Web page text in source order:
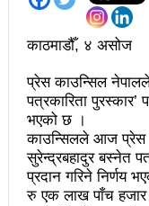
अझ सुदृढ बनाएको छः
आज प्रतिनिधिसभा
बैतडीमा जन्तिबस
कविता – अपजश
पुरस्कार वितरणबिनै
काठमाडौँ, ४ असोज
प्रेस काउन्सिल नेपालले
पत्रकारिता पुरस्कार’
भएको छ ।
काउन्सिलले आज प्रेस
सुरेन्द्रबहादुर बस्नेत
प्रदान गरिने निर्णय
रु एक लाख पाँच